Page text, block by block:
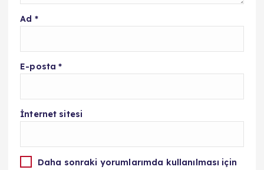
Ad *
E-posta*
İnternet sitesi
Daha sonraki yorumlarımda kullanılması için